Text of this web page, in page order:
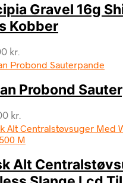
Gravel 16g
Kobber
kr.
Probond
kr.
Alt